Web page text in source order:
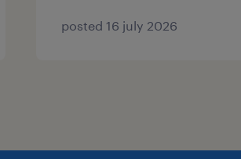
posted 16 july 2026